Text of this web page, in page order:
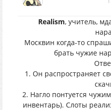
Realism, учитель,
Москвин когда-то
брать чужие
1. Он распространяет
2. Нагло понтуется
инвентарь). Слоты